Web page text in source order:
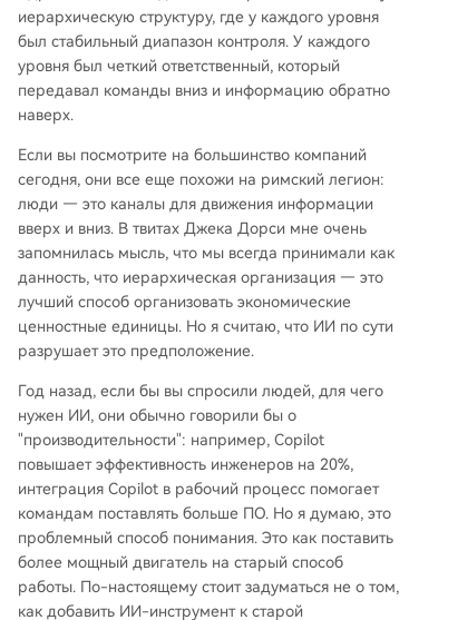
иерархическую структуру, где у каждого уровня
был стабильный диапазон контроля. У каждого
уровня был четкий ответственный, который
передавал команды вниз и информацию обратно
наверх.
Если вы посмотрите на большинство компаний
сегодня, они все еще похожи на римский легион:
люди — это каналы для движения информации
вверх и вниз. В твитах Джека Дорси мне очень
запомнилась мысль, что мы всегда принимали как
данность, что иерархическая организация — это
лучший способ организовать экономические
ценностные единицы. Но я считаю, что ИИ по сути
разрушает это предположение.
Год назад, если бы вы спросили людей, для чего
нужен ИИ, они обычно говорили бы о
"производительности": например, Copilot
повышает эффективность инженеров на 20%,
интеграция Copilot в рабочий процесс помогает
командам поставлять больше ПО. Но я думаю, это
проблемный способ понимания. Это как поставить
более мощный двигатель на старый способ
работы. По-настоящему стоит задуматься не о том,
как добавить ИИ-инструмент к старой